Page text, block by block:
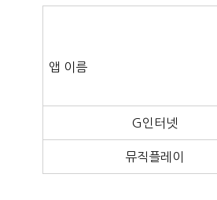
앱 이름
G인터넷
뮤직플레이